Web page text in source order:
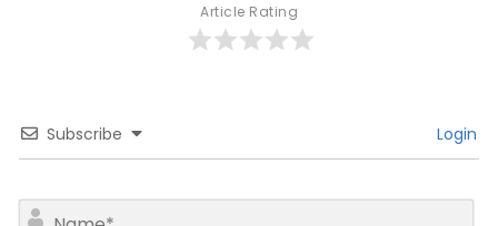
Article Rating
Subscribe Login